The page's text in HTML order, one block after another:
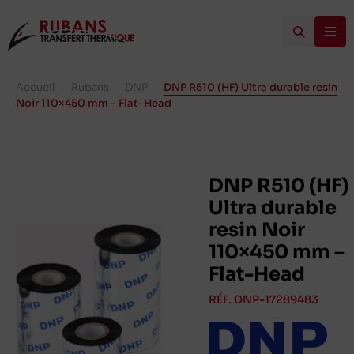
Accueil Rubans DNP
DNP R510 (HF) Ultra durable resin
Noir 110×450 mm – Flat-Head
DNP R510 (HF)
Ultra durable
resin Noir
110×450 mm –
Flat-Head
RÉF. DNP-17289483